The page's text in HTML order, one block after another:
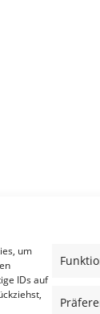
um
IDs auf
Blog